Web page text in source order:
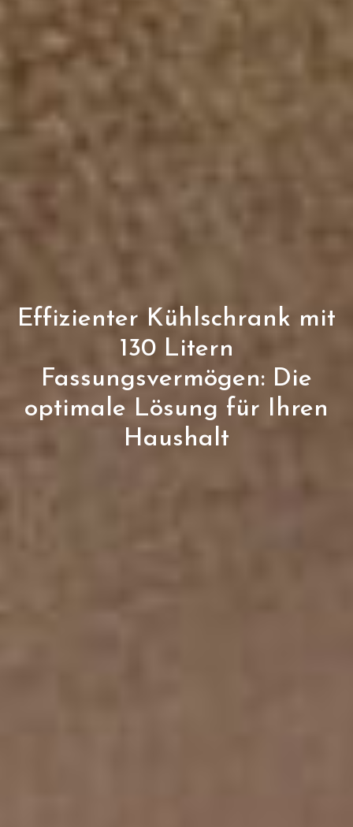
Effizienter Kühlschrank mit
130 Litern
Fassungsvermögen: Die
optimale Lösung für Ihren
Haushalt